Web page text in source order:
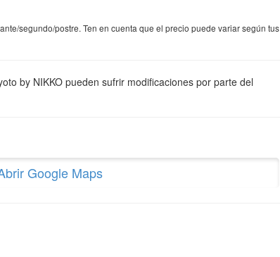
segundo/postre. Ten en cuenta que el precio puede variar según tus
by NIKKO pueden sufrir modificaciones por parte del
Google Maps